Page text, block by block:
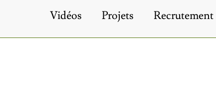
Vidéos Projets Recrutement